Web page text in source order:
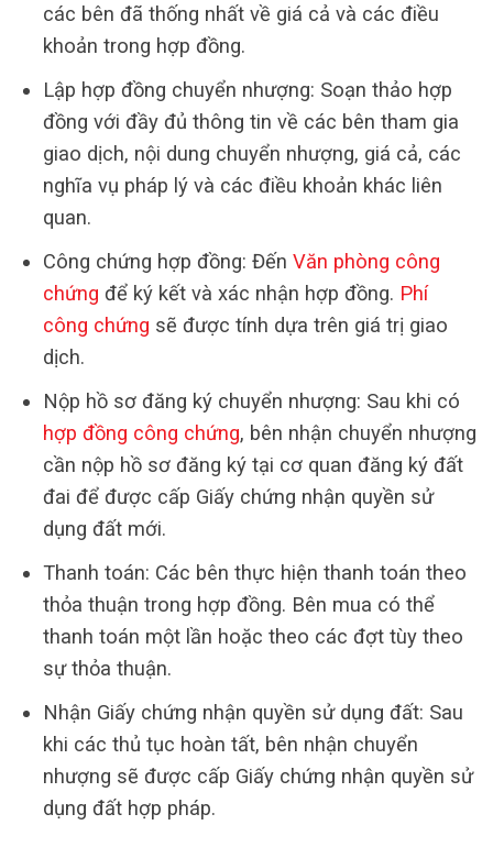
các bên đã thống nhất về giá cả và các điều
khoản trong hợp đồng.
Lập hợp đồng chuyển nhượng: Soạn thảo hợp
đồng với đầy đủ thông tin về các bên tham gia
giao dịch, nội dung chuyển nhượng, giá cả, các
nghĩa vụ pháp lý và các điều khoản khác liên
quan.
Công chứng hợp đồng: Đến Văn phòng công
chứng để ký kết và xác nhận hợp đồng. Phí
công chứng sẽ được tính dựa trên giá trị giao
dịch.
Nộp hồ sơ đăng ký chuyển nhượng: Sau khi có
hợp đồng công chứng, bên nhận chuyển nhượng
cần nộp hồ sơ đăng ký tại cơ quan đăng ký đất
đai để được cấp Giấy chứng nhận quyền sử
dụng đất mới.
Thanh toán: Các bên thực hiện thanh toán theo
thỏa thuận trong hợp đồng. Bên mua có thể
thanh toán một lần hoặc theo các đợt tùy theo
sự thỏa thuận.
Nhận Giấy chứng nhận quyền sử dụng đất: Sau
khi các thủ tục hoàn tất, bên nhận chuyển
nhượng sẽ được cấp Giấy chứng nhận quyền sử
dụng đất hợp pháp.